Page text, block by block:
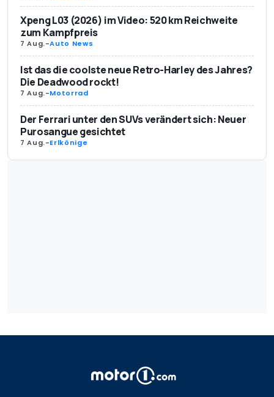
Xpeng L03 (2026) im Video: 520 km Reichweite
zum Kampfpreis
7 Aug.-Auto News
Ist das die coolste neue Retro-Harley des Jahres?
Die Deadwood rockt!
7 Aug.-Motorrad
Der Ferrari unter den SUVs verändert sich: Neuer
Purosangue gesichtet
7 Aug.-Erlkönige